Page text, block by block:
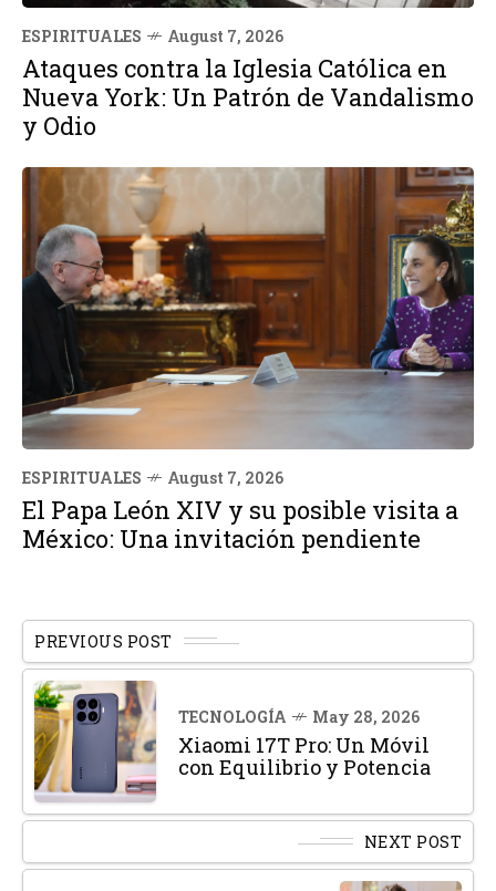
ESPIRITUALES August 7, 2026
Ataques contra la Iglesia Católica en
Nueva York: Un Patrón de Vandalismo
y Odio
ESPIRITUALES August 7, 2026
El Papa León XIV y su posible visita a
México: Una invitación pendiente
PREVIOUS POST
TECNOLOGÍA May 28, 2026
Xiaomi 17T Pro: Un Móvil
con Equilibrio y Potencia
NEXT POST